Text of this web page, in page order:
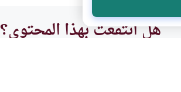
هل انتفعت بهذا المحتوى؟